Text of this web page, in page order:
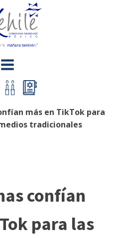
más en TikTok para
tradicionales
confían
para las